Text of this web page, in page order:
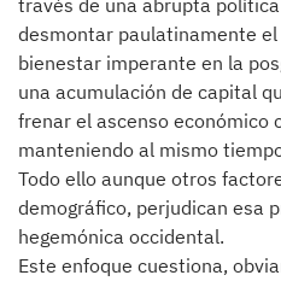
través de una abrupta
desmontar paulatinamente
bienestar imperante en la
una acumulación de capital
frenar el ascenso económico
manteniendo al mismo
Todo ello aunque otros
demográfico, perjudican esa
hegemónica occidental.
Este enfoque cuestiona,